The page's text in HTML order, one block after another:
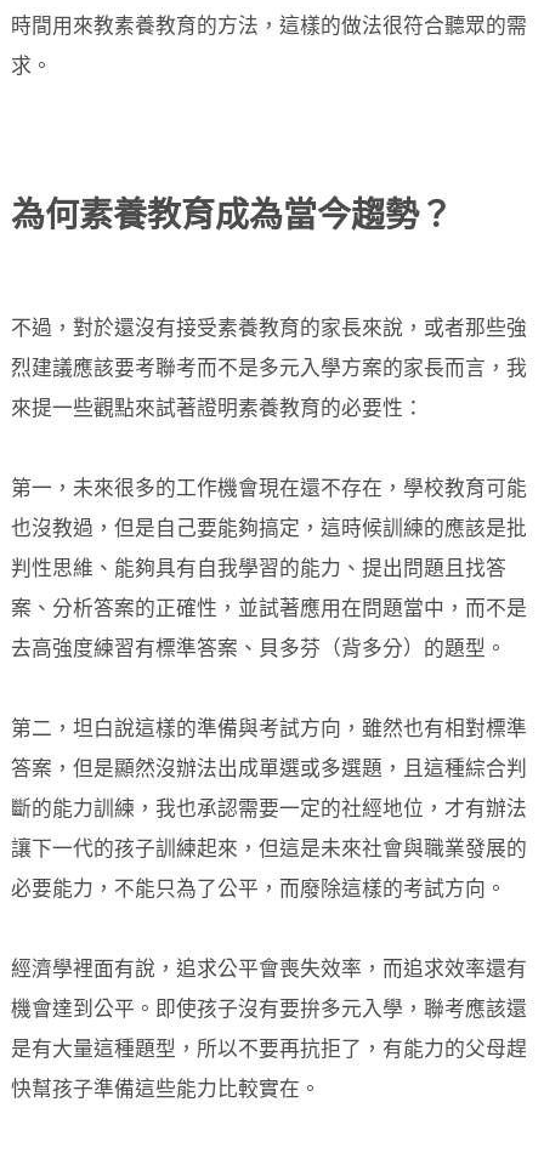
時間用來教素養教育的方法，這樣的做法很符合聽眾的需
求。
為何素養教育成為當今趨勢？
不過，對於還沒有接受素養教育的家長來說，或者那些強
烈建議應該要考聯考而不是多元入學方案的家長而言，我
來提一些觀點來試著證明素養教育的必要性：
第一，未來很多的工作機會現在還不存在，學校教育可能
也沒教過，但是自己要能夠搞定，這時候訓練的應該是批
判性思維、能夠具有自我學習的能力、提出問題且找答
案、分析答案的正確性，並試著應用在問題當中，而不是
去高強度練習有標準答案、貝多芬（背多分）的題型。
第二，坦白說這樣的準備與考試方向，雖然也有相對標準
答案，但是顯然沒辦法出成單選或多選題，且這種綜合判
斷的能力訓練，我也承認需要一定的社經地位，才有辦法
讓下一代的孩子訓練起來，但這是未來社會與職業發展的
必要能力，不能只為了公平，而廢除這樣的考試方向。
經濟學裡面有說，追求公平會喪失效率，而追求效率還有
機會達到公平。即使孩子沒有要拚多元入學，聯考應該還
是有大量這種題型，所以不要再抗拒了，有能力的父母趕
快幫孩子準備這些能力比較實在。